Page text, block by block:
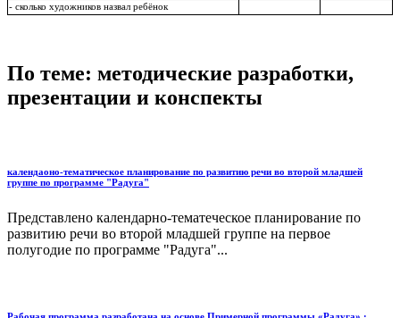
- сколько художников назвал ребёнок
По теме: методические разработки,
презентации и конспекты
календаоно-тематическое планирование по развитию речи во второй младшей
группе по программе "Радуга"
Представлено календарно-тематеческое планирование по
развитию речи во второй младшей группе на первое
полугодие по программе "Радуга"...